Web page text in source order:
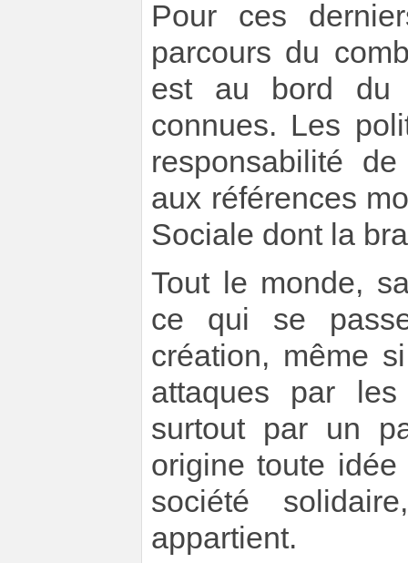
Pour ces
parcours du
est au bord du
connues. Les
responsabilité
aux références
Sociale dont la
Tout le monde,
ce qui se
création, même
attaques par les
surtout par un
origine toute
société
appartient.